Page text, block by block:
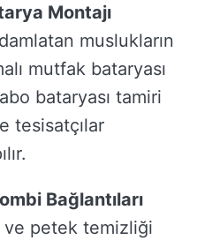
Montajı
muslukların
mutfak bataryası
bataryası tamiri
tesisatçılar
Bağlantıları
ve petek temizliği